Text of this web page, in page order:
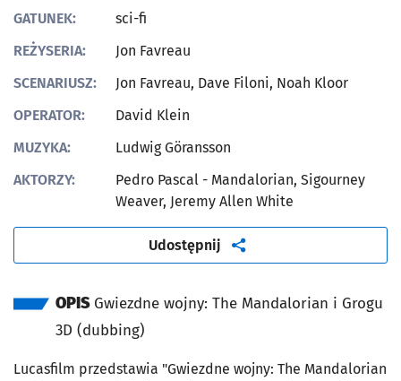
GATUNEK:
sci-fi
REŻYSERIA:
Jon Favreau
SCENARIUSZ:
Jon Favreau, Dave Filoni, Noah Kloor
OPERATOR:
David Klein
MUZYKA:
Ludwig Göransson
AKTORZY:
Pedro Pascal - Mandalorian, Sigourney
Weaver, Jeremy Allen White
Udostępnij artykuł
OPIS Gwiezdne wojny: The Mandalorian i Grogu
3D (dubbing)
Lucasfilm przedstawia "Gwiezdne wojny: The Mandalorian